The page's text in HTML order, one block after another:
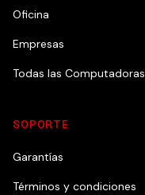
Oficina
Empresas
Todas las Computadoras
SOPORTE
Garantías
Términos y condiciones